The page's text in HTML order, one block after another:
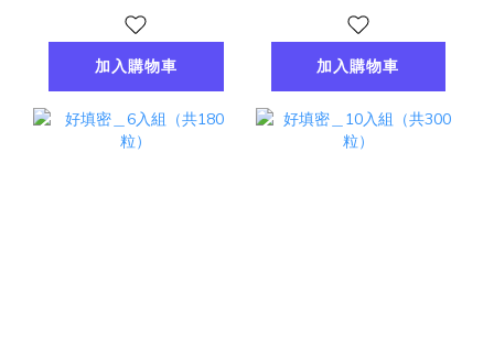
加入購物車 加入購物車